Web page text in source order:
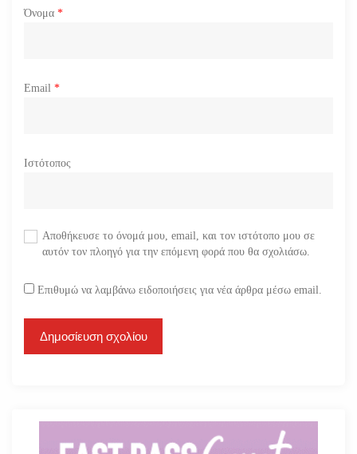
Όνομα *
Email *
Ιστότοπος
Αποθήκευσε το όνομά μου, email, και τον ιστότοπο μου σε
αυτόν τον πλοηγό για την επόμενη φορά που θα σχολιάσω.
Επιθυμώ να λαμβάνω ειδοποιήσεις για νέα άρθρα μέσω email.